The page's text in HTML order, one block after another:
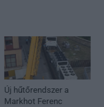
Új hűtőrendszer a
Markhot Ferenc